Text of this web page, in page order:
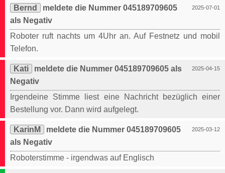
2025-07-01
Bernd
meldete die Nummer 045189709605
als Negativ
Roboter ruft nachts um 4Uhr an. Auf Festnetz und mobil
Telefon.
2025-04-15
Kati
meldete die Nummer 045189709605 als
Negativ
Irgendeine Stimme liest eine Nachricht bezüglich einer
Bestellung vor. Dann wird aufgelegt.
2025-03-12
KarinM
meldete die Nummer 045189709605
als Negativ
Roboterstimme - irgendwas auf Englisch